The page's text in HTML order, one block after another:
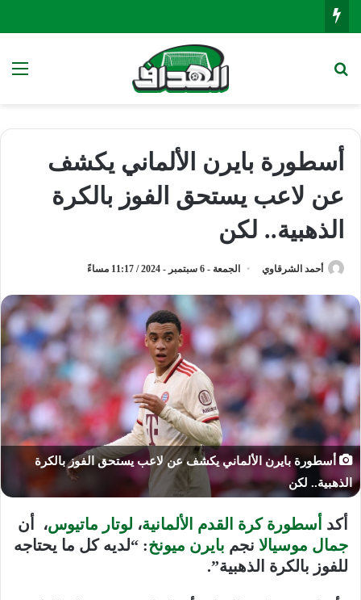
أسطورة بايرن الألماني يكشف
عن لاعب يستحق الفوز بالكرة
الذهبية.. لكن
أحمد الشرقاوي الجمعة - 6 سبتمبر - 2024 / 11:17 مساءً
أسطورة بايرن الألماني يكشف عن لاعب يستحق الفوز بالكرة
الذهبية.. لكن
أكد أسطورة كرة القدم الألمانية، لوتار ماتيوس، أن
جمال موسيالا نجم بايرن ميونخ: “لديه كل ما يحتاجه
للفوز بالكرة الذهبية”.